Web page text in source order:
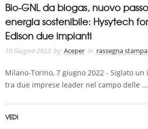
Bio-GNL da biogas, nuovo
energia sostenibile: Hysytech
Edison due impianti
10 Giugno 2022 by Aceper in rassegna stampa
Milano-Torino, 7 giugno 2022 - Siglato
tra due imprese leader nel campo delle ...
VEDI